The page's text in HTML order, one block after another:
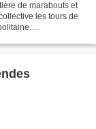
de marabouts et
les tours de